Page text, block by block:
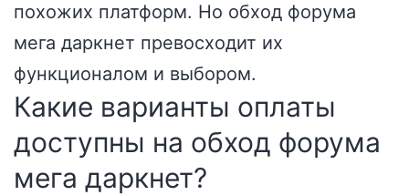
похожих платформ. Но обход форума
мега даркнет превосходит их
функционалом и выбором.
Какие варианты оплаты
доступны на обход форума
мега даркнет?